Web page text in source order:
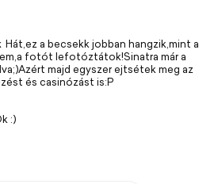
Hát,ez a becsekk jobban hangzik,mint a
fotót lefotóztátok!Sinatra már a
majd egyszer ejtsétek meg az
és casinózást is:P
:)